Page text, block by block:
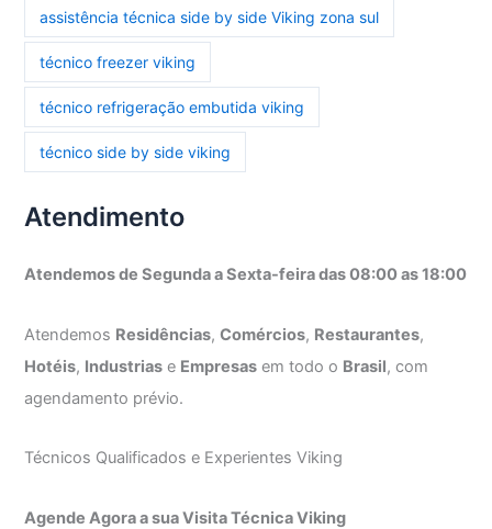
assistência técnica side by side Viking zona sul
técnico freezer viking
técnico refrigeração embutida viking
técnico side by side viking
Atendimento
Atendemos de Segunda a Sexta-feira das 08:00 as 18:00
Atendemos Residências,Comércios, Restaurantes,
Hotéis, Industrias e Empresas em todo o Brasil, com
agendamento prévio.
Técnicos Qualificados e Experientes Viking
Agende Agora a sua Visita Técnica Viking